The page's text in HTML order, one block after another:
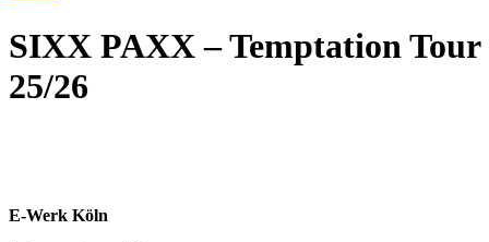
SIXX PAXX – Temptation Tour
25/26
E-Werk Köln